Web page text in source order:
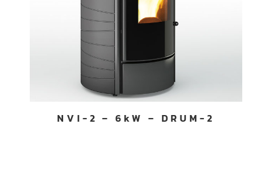
NVI-2 – 6kW – DRUM-2